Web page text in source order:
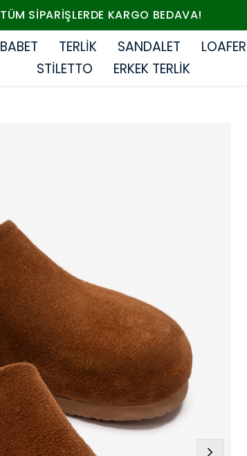
TÜM SIPARIŞLERDE KARGO BEDAVA!
BABET TERLİK SANDALET LOAFER
STİLETTO
ERKEK TERLİK